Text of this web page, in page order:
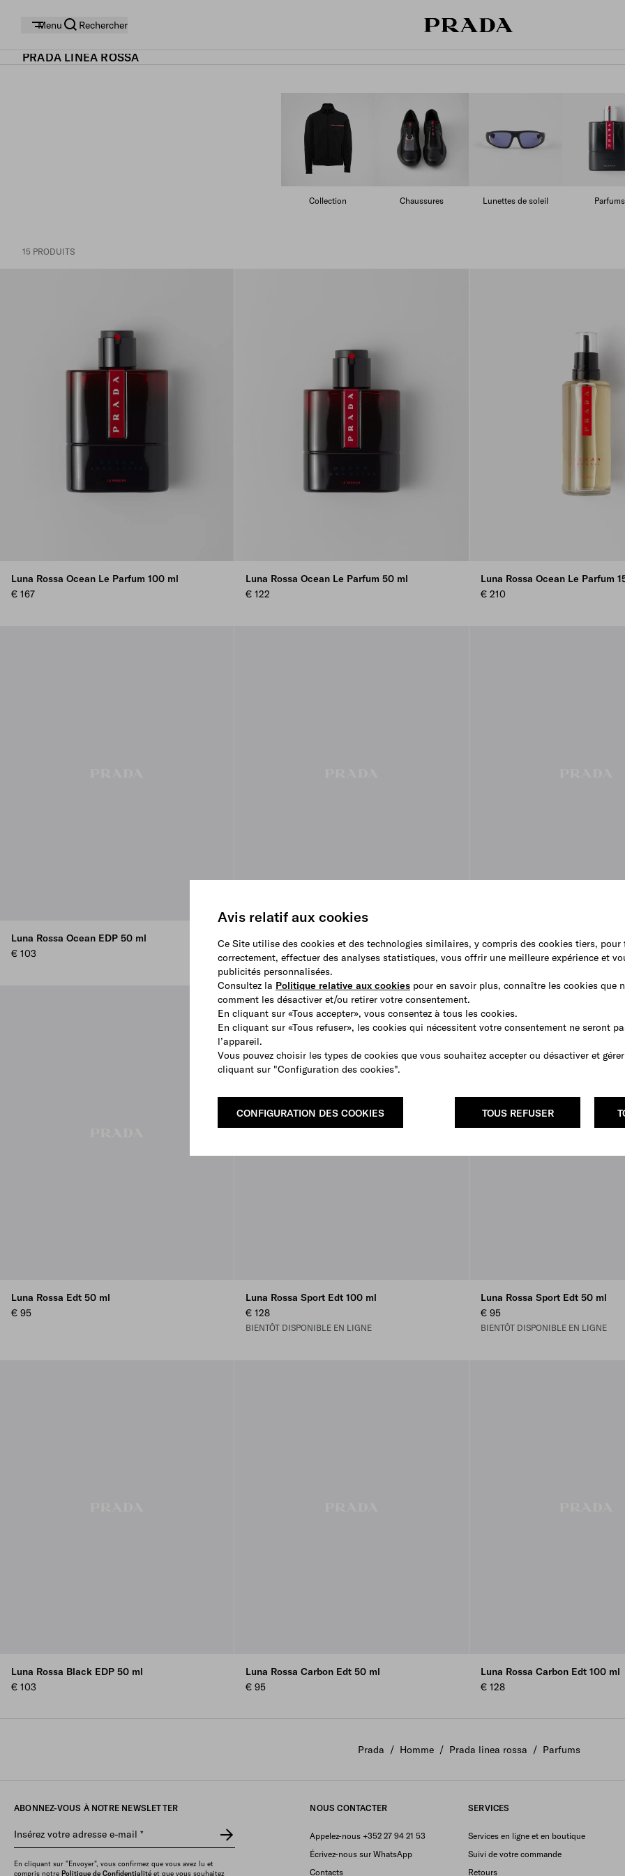
Avis relatif aux cookies
Ce Site utilise des cookies et des technologies similaires, y compris des cookies tiers,
correctement, effectuer des analyses statistiques, vous offrir une meilleure expérience et
publicités personnalisées.
Consultez la Politique relative aux cookies pour en savoir plus, connaître les cookies que
comment les désactiver et/ou retirer votre consentement.
En cliquant sur «Tous accepter», vous consentez à tous les cookies.
En cliquant sur «Tous refuser», les cookies qui nécessitent votre consentement ne seront
l’appareil.
Vous pouvez choisir les types de cookies que vous souhaitez accepter ou désactiver et
cliquant sur "Configuration des cookies".
TOUS REFUSER
CONFIGURATION DES COOKIES
Menu Rechercher
PRADA LINEA ROSSA
Collection Chaussures Lunettes de soleil Parfums
15 PRODUITS
Luna Rossa Ocean Le Parfum 100 ml
€ 167
Luna Rossa Ocean Le Parfum 50 ml
€ 122
Luna Rossa Ocean Le Parfum
€ 210
Luna Rossa Ocean EDP 50 ml
€ 103
Luna Rossa Ocean EDT 100 ml
€ 128
Luna Rossa Ocean EDT 50 ml
€ 95
Luna Rossa Edt 50 ml
€ 95
Luna Rossa Sport Edt 100 ml
€ 128
BIENTÔT DISPONIBLE EN LIGNE
Luna Rossa Sport Edt 50 ml
€ 95
BIENTÔT DISPONIBLE EN LIGNE
Luna Rossa Black EDP 50 ml
€ 103
Luna Rossa Carbon Edt 50 ml
€ 95
Luna Rossa Carbon Edt 100 ml
€ 128
Prada / Homme / Prada linea rossa / Parfums
ABONNEZ-VOUS À NOTRE NEWSLETTER
Insérez votre adresse e-mail *
En cliquant sur "Envoyer", vous confirmez que vous avez lu et
compris notre Politique de Confidentialité et que vous souhaitez
NOUS CONTACTER
Appelez-nous +352 27 94 21 53
Écrivez-nous sur WhatsApp
Contacts
SERVICES
Services en ligne et en boutique
Suivi de votre commande
Retours